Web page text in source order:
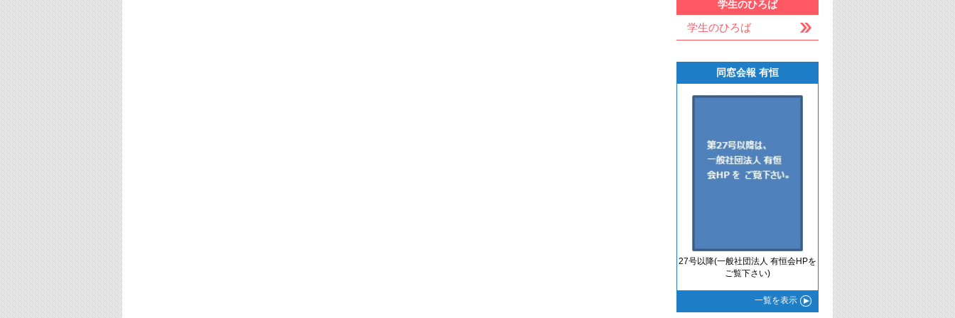
学生のひろば
学生のひろば
同窓会報 有恒
27号以降(一般社団法人 有恒会HPを
ご覧下さい)
一覧を表示